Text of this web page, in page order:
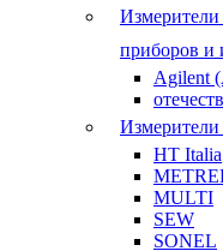
приборов и
Agilent
Измерители
HT Italia
MULTI
SEW
SONEL